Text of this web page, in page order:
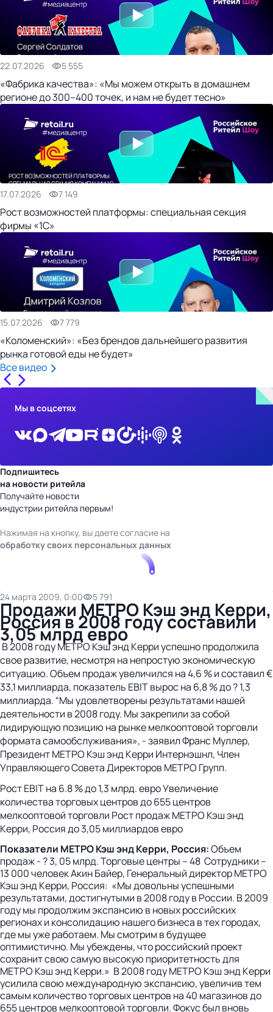
22.07.2026 5 555
«Фабрика качества»: «Мы можем открыть в домашнем
регионе до 300–400 точек, и нам не будет тесно»
17.07.2026 7 149
Рост возможностей платформы: специальная секция
фирмы «1С»
15.07.2026 7 779
«Коломенский»: «Без брендов дальнейшего развития
рынка готовой еды не будет»
Все видео
Мы в соцсетях
Подпишитесь
на новости ритейла
Получайте новости
индустрии ритейла первым!
Нажимая на кнопку, вы даете согласие на
обработку своих персональных данных
24 марта 2009, 0:00 5 791
Продажи МЕТРО Кэш энд Керри,
Россия в 2008 году составили
3,05 млрд евро
В 2008 году МЕТРО Кэш энд Керри успешно продолжила
свое развитие, несмотря на непростую экономическую
ситуацию. Объем продаж увеличился на 4,6 % и составил €
33,1 миллиарда, показатель EBIT вырос на 6,8 % до ? 1,3
миллиарда. “Мы удовлетворены результатами нашей
деятельности в 2008 году. Мы закрепили за собой
лидирующую позицию на рынке мелкооптовой торговли
формата самообслуживания», - заявил Франс Муллер,
Президент МЕТРО Кэш энд Керри Интернэшнл, Член
Управляющего Совета Директоров МЕТРО Групп.
Рост EBIT на 6.8 % до 1,3 млрд. евро Увеличение
количества торговых центров до 655 центров
мелкооптовой торговли Рост продаж МЕТРО Кэш энд
Керри, Россия до 3,05 миллиардов евро
Показатели МЕТРО Кэш энд Керри, Россия:Объем
продаж - ? 3, 05 млрд. Торговые центры – 48 Сотрудники –
13 000 человек Акин Байер, Генеральный директор МЕТРО
Кэш энд Керри, Россия: «Мы довольны успешными
результатами, достигнутыми в 2008 году в России. В 2009
году мы продолжим экспансию в новых российских
регионах и консолидацию нашего бизнеса в тех городах,
где мы уже работаем. Мы смотрим в будущее
оптимистично. Мы убеждены, что российский проект
сохранит свою самую высокую приоритетность для
МЕТРО Кэш энд Керри.» В 2008 году МЕТРО Кэш энд Керри
усилила свою международную экспансию, увеличив тем
самым количество торговых центров на 40 магазинов до
655 центров мелкооптовой торговли. Фокус был вновь